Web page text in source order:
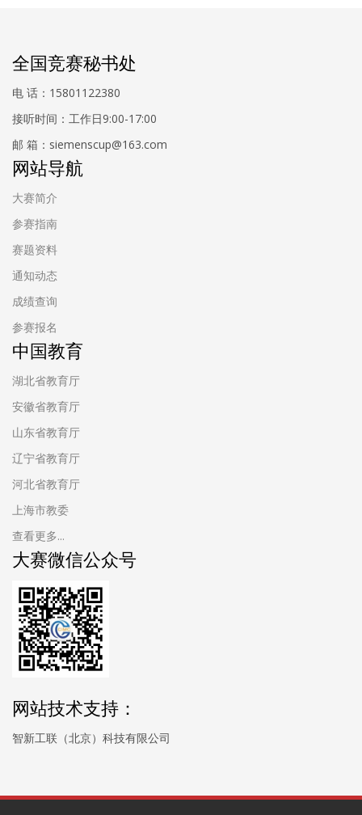
全国竞赛秘书处
电 话：15801122380
接听时间：工作日9:00-17:00
邮 箱：siemenscup@163.com
网站导航
大赛简介
参赛指南
赛题资料
通知动态
成绩查询
参赛报名
中国教育
湖北省教育厅
安徽省教育厅
山东省教育厅
辽宁省教育厅
河北省教育厅
上海市教委
查看更多...
大赛微信公众号
网站技术支持：
智新工联（北京）科技有限公司